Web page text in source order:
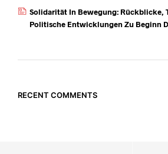
Solidarität In Bewegung: Rückblicke,
Politische Entwicklungen Zu Beginn
RECENT COMMENTS